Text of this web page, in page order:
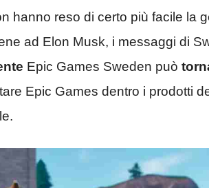
hanno reso di certo più facile la
ad Elon Musk, i messaggi di
Epic Games Sweden può
Epic Games dentro i prodotti